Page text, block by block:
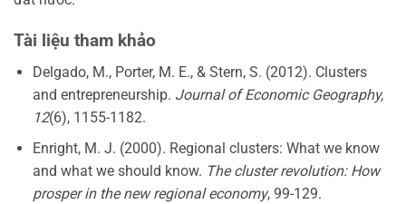
Tài liệu tham khảo
Delgado, M., Porter, M. E., & Stern, S. (2012). Clusters
and entrepreneurship. Journal of Economic Geography,
12(6), 1155-1182.
Enright, M. J. (2000). Regional clusters: What we know
and what we should know. The cluster revolution: How
prosper in the new regional economy, 99-129.